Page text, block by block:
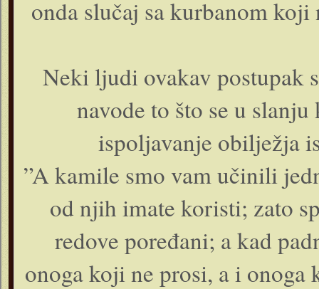
onda slučaj sa kurbanom
Neki ljudi ovakav postupak
navode to što se u
ispoljavanje obilježja
”A kamile smo vam učinili
od njih imate koristi; zato
redove poređani; a kad
onoga koji ne prosi, a i